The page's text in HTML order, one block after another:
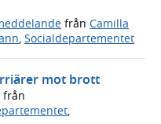
från Camilla
, Socialdepartementet
mot brott
från
,